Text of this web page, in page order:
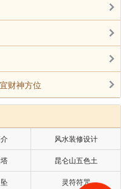
财神方位
风水装修设计
昆仑山五色土
灵符符咒